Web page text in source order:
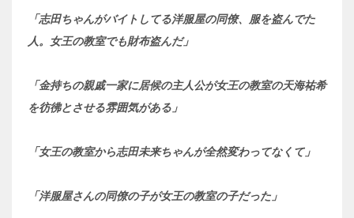
「志田ちゃんがバイトしてる洋服屋の同僚、服を盗んでた
人。女王の教室でも財布盗んだ」
「金持ちの親戚一家に居候の主人公が女王の教室の天海祐希
を彷彿とさせる雰囲気がある」
「女王の教室から志田未来ちゃんが全然変わってなくて」
「洋服屋さんの同僚の子が女王の教室の子だった」